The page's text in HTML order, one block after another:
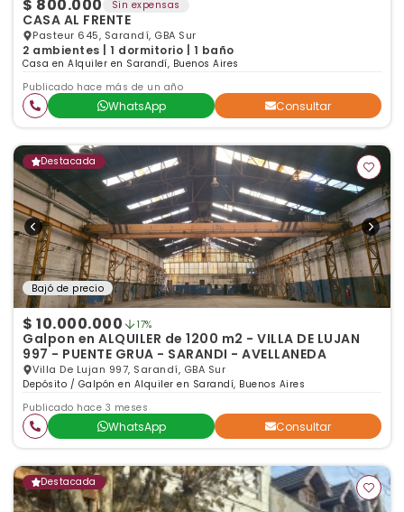
$ 800.000 Sin expensas
CASA AL FRENTE
Pasteur 645, Sarandí, GBA Sur
2 ambientes | 1 dormitorio | 1 baño
Casa en Alquiler en Sarandí, Buenos Aires
Publicado hace más de un año
WhatsApp Consultar
Destacada
Bajó de precio
$ 10.000.000 17%
Galpon en ALQUILER de 1200 m2 - VILLA DE LUJAN
997 - PUENTE GRUA - SARANDI - AVELLANEDA
Villa De Lujan 997, Sarandí, GBA Sur
Depósito / Galpón en Alquiler en Sarandí, Buenos Aires
Publicado hace 3 meses
WhatsApp Consultar
Destacada